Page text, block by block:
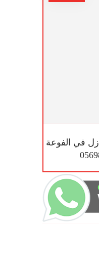
في الفوعة